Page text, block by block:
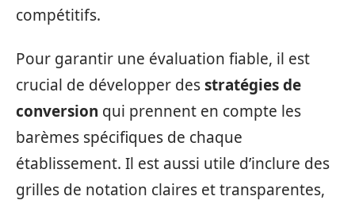
compétitifs.
Pour garantir une évaluation fiable, il est
crucial de développer desstratégies de
conversion qui prennent en compte les
barèmes spécifiques de chaque
établissement. Il est aussi utile d’inclure des
grilles de notation claires et transparentes,